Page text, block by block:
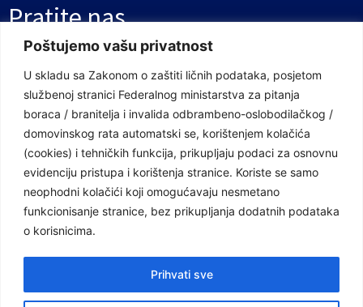
Poštujemo vašu privatnost
U skladu sa Zakonom o zaštiti ličnih podataka, posjetom
službenoj stranici Federalnog ministarstva za pitanja
boraca / branitelja i invalida odbrambeno-oslobodilačkog /
domovinskog rata automatski se, korištenjem kolačića
(cookies) i tehničkih funkcija, prikupljaju podaci za osnovnu
evidenciju pristupa i korištenja stranice. Koriste se samo
neophodni kolačići koji omogućavaju nesmetano
funkcionisanje stranice, bez prikupljanja dodatnih podataka
o korisnicima.
Prihvati sve
Pratite nas
Facebook Stranica
Youtube Kanal
Linkovi
Vlada Federacije Bosne i Hercegovine
Federalno ministarstvo finansija
Federalno ministarstvo rada i socijalne politike